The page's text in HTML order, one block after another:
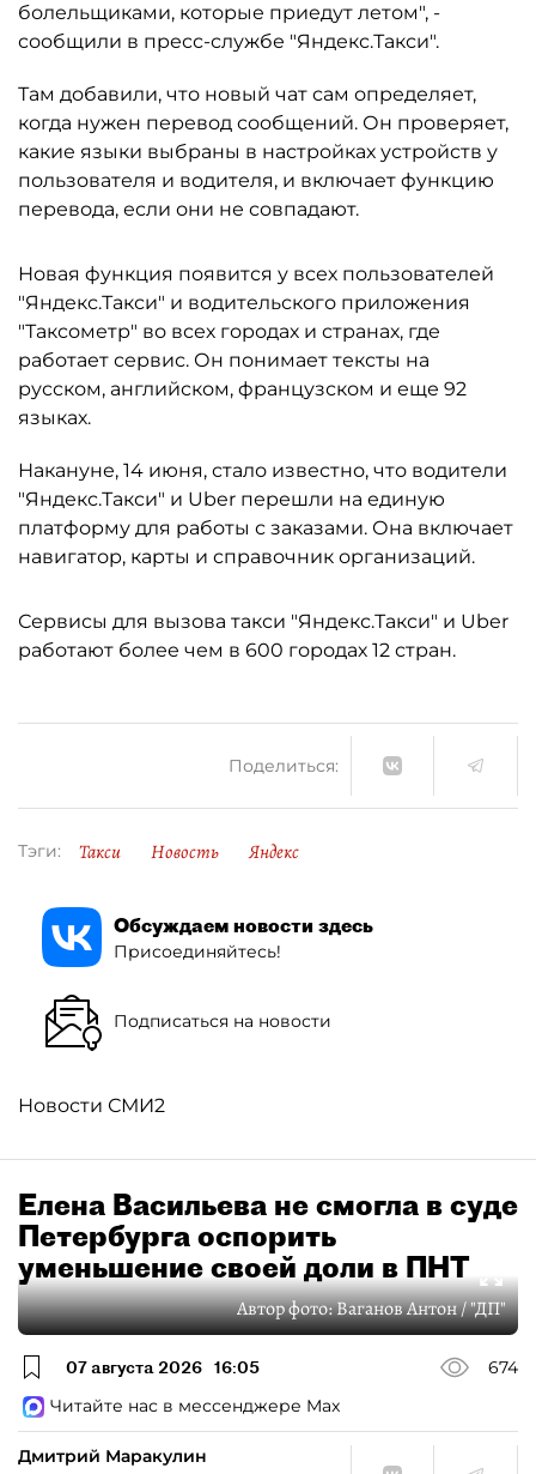
болельщиками, которые приедут летом", -
сообщили в пресс-службе "Яндекс.Такси".
Там добавили, что новый чат сам определяет,
когда нужен перевод сообщений. Он проверяет,
какие языки выбраны в настройках устройств у
пользователя и водителя, и включает функцию
перевода, если они не совпадают.
Новая функция появится у всех пользователей
"Яндекс.Такси" и водительского приложения
"Таксометр" во всех городах и странах, где
работает сервис. Он понимает тексты на
русском, английском, французском и еще 92
языках.
Накануне, 14 июня, стало известно, что водители
"Яндекс.Такси" и Uber перешли на единую
платформу для работы с заказами. Она включает
навигатор, карты и справочник организаций.
Сервисы для вызова такси "Яндекс.Такси" и Uber
работают более чем в 600 городах 12 стран.
Поделиться:
Тэги: Такси Новость Яндекс
Обсуждаем новости здесь
Присоединяйтесь!
Подписаться на новости
Новости СМИ2
Елена Васильева не смогла в суде
Петербурга оспорить
уменьшение своей доли в ПНТ
Автор фото:Ваганов Антон / "ДП"
07 августа 2026 16:05
674
Читайте нас в мессенджере Max
Дмитрий Маракулин